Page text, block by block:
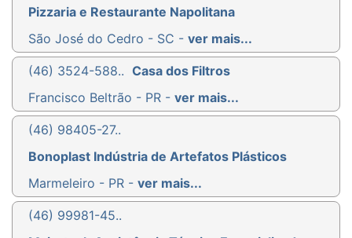
Pizzaria e Restaurante Napolitana
São José do Cedro - SC - ver mais...
(46) 3524-588.. Casa dos Filtros
Francisco Beltrão - PR - ver mais...
(46) 98405-27..
Bonoplast Indústria de Artefatos Plásticos
Marmeleiro - PR - ver mais...
(46) 99981-45..